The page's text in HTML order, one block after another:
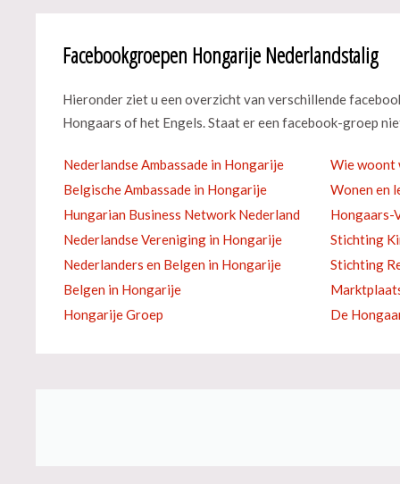
Facebookgroepen Hongarije Nederlandstalig
Hieronder ziet u een overzicht van verschillende
Hongaars of het Engels. Staat er een facebook-groep
Nederlandse Ambassade in Hongarije Wie woont
Belgische Ambassade in Hongarije
Wonen en
Hungarian Business Network Nederland
Hongaars-
Nederlandse Vereniging in Hongarije
Stichting
Nederlanders en Belgen in Hongarije
Stichting
Belgen in Hongarije
Hongarije Groep
De